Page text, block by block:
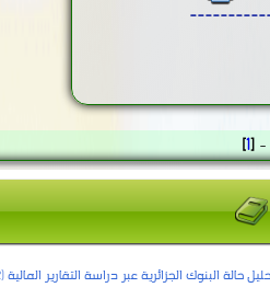
[1] -
البنوك الجزائرية عبر دراسة التقارير المالية (2012-2020